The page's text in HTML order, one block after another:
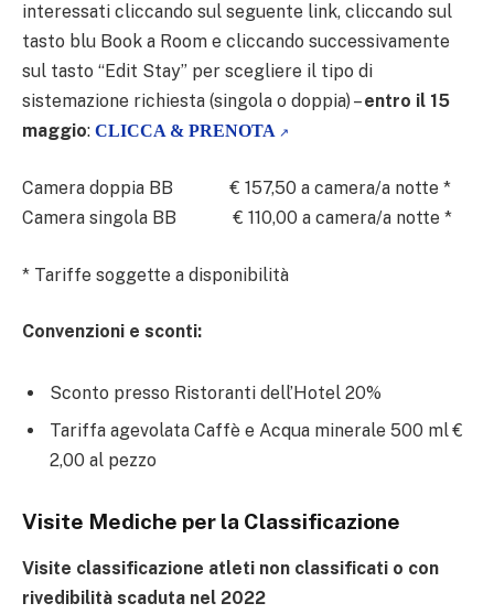
interessati cliccando sul seguente link, cliccando sul
tasto blu Book a Room e cliccando successivamente
sul tasto “Edit Stay” per scegliere il tipo di
sistemazione richiesta (singola o doppia) –entro il 15
maggio: CLICCA & PRENOTA
Camera doppia BB € 157,50 a camera/a notte *
Camera singola BB € 110,00 a camera/a notte *
* Tariffe soggette a disponibilità
Convenzioni e sconti:
Sconto presso Ristoranti dell’Hotel 20%
Tariffa agevolata Caffè e Acqua minerale 500 ml €
2,00 al pezzo
Visite Mediche per la Classificazione
Visite classificazione atleti non classificati o con
rivedibilità scaduta nel 2022